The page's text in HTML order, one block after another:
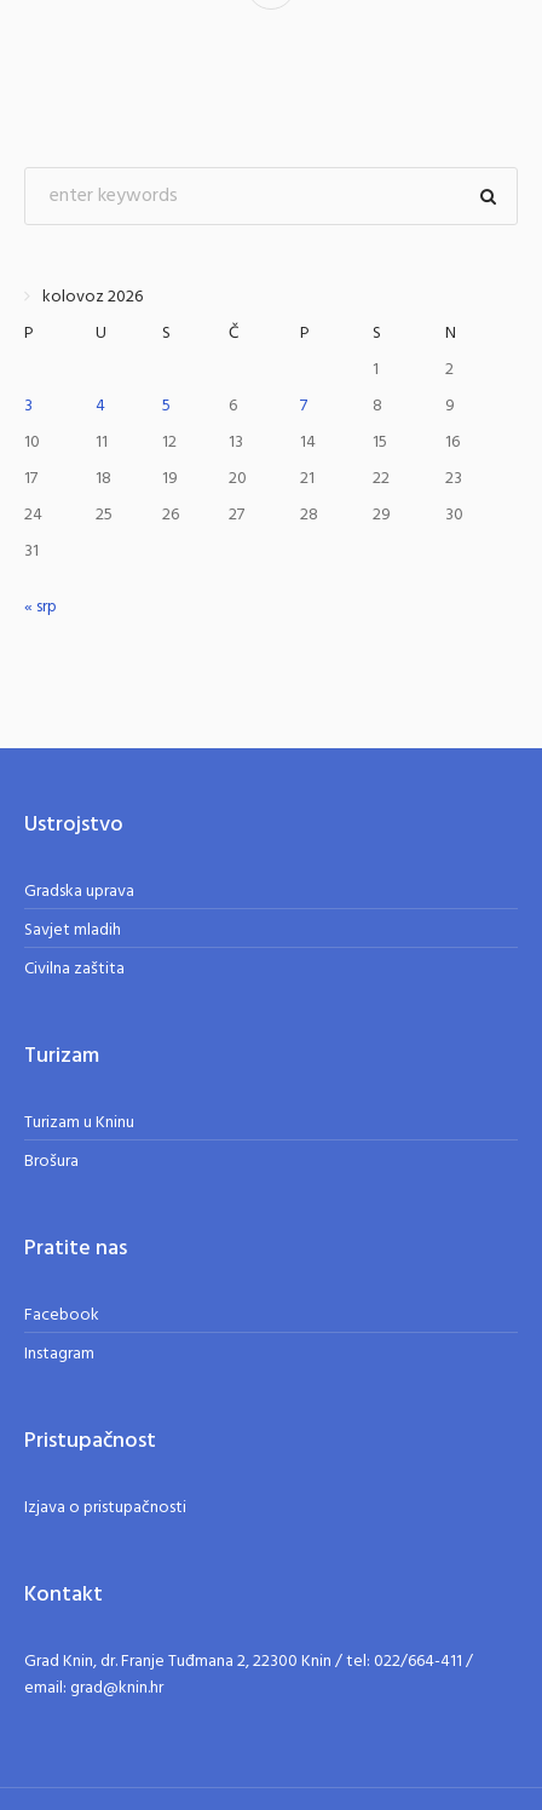
kolovoz 2026
P
U S Č P S
N
1
2
3
4 5 6 7 8
9
10
11 12 13 14 15
16
17
18 19 20 21 22
23
24
25 26 27 28 29
30
31
« srp
Ustrojstvo
Gradska uprava
Savjet mladih
Civilna zaštita
Turizam
Turizam u Kninu
Brošura
Pratite nas
Facebook
Instagram
Pristupačnost
Izjava o pristupačnosti
Kontakt
Grad Knin, dr. Franje Tuđmana 2, 22300 Knin / tel: 022/664-411 /
email: grad@knin.hr